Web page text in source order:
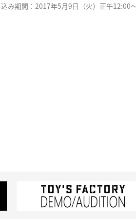
み期間：2017年5月9日（火）正午12:00